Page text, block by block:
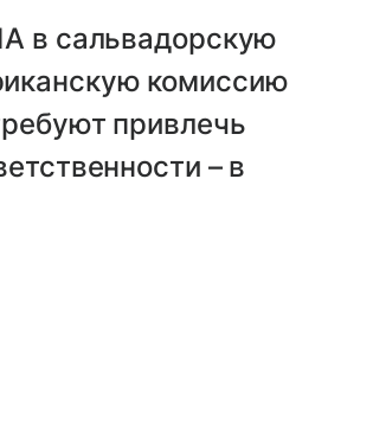
в сальвадорскую
комиссию
привлечь
– в